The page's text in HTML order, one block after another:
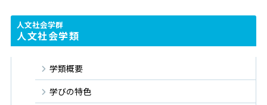
人文社会学群
人文社会学類
学類概要
学びの特色